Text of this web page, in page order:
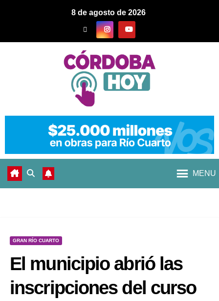
8 de agosto de 2026
MENU
GRAN RÍO CUARTO
El municipio abrió las
inscripciones del curso